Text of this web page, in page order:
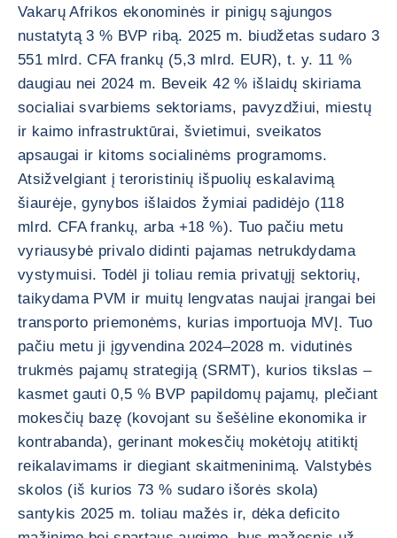
Vakarų Afrikos ekonominės ir pinigų sąjungos
nustatytą 3 % BVP ribą. 2025 m. biudžetas sudaro 3
551 mlrd. CFA frankų (5,3 mlrd. EUR), t. y. 11 %
daugiau nei 2024 m. Beveik 42 % išlaidų skiriama
socialiai svarbiems sektoriams, pavyzdžiui, miestų
ir kaimo infrastruktūrai, švietimui, sveikatos
apsaugai ir kitoms socialinėms programoms.
Atsižvelgiant į teroristinių išpuolių eskalavimą
šiaurėje, gynybos išlaidos žymiai padidėjo (118
mlrd. CFA frankų, arba +18 %). Tuo pačiu metu
vyriausybė privalo didinti pajamas netrukdydama
vystymuisi. Todėl ji toliau remia privatųjį sektorių,
taikydama PVM ir muitų lengvatas naujai įrangai bei
transporto priemonėms, kurias importuoja MVĮ. Tuo
pačiu metu ji įgyvendina 2024–2028 m. vidutinės
trukmės pajamų strategiją (SRMT), kurios tikslas –
kasmet gauti 0,5 % BVP papildomų pajamų, plečiant
mokesčių bazę (kovojant su šešėline ekonomika ir
kontrabanda), gerinant mokesčių mokėtojų atitiktį
reikalavimams ir diegiant skaitmeninimą. Valstybės
skolos (iš kurios 73 % sudaro išorės skola)
santykis 2025 m. toliau mažės ir, dėka deficito